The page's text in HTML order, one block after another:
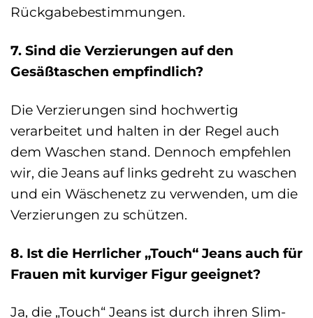
Rückgabebestimmungen.
7. Sind die Verzierungen auf den
Gesäßtaschen empfindlich?
Die Verzierungen sind hochwertig
verarbeitet und halten in der Regel auch
dem Waschen stand. Dennoch empfehlen
wir, die Jeans auf links gedreht zu waschen
und ein Wäschenetz zu verwenden, um die
Verzierungen zu schützen.
8. Ist die Herrlicher „Touch“ Jeans auch für
Frauen mit kurviger Figur geeignet?
Ja, die „Touch“ Jeans ist durch ihren Slim-